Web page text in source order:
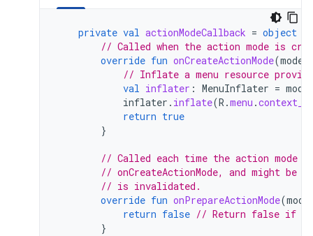
private val actionModeCallback = object
// Called when the action mode is
override fun onCreateActionMode(mode
// Inflate a menu resource
val inflater : MenuInflater = mode
inflater . inflate(R .menu .
return true
}
// Called each time the action mode
// onCreateActionMode, and might
// is invalidated.
override fun onPrepareActionMode(mode
return false // Return false if
}